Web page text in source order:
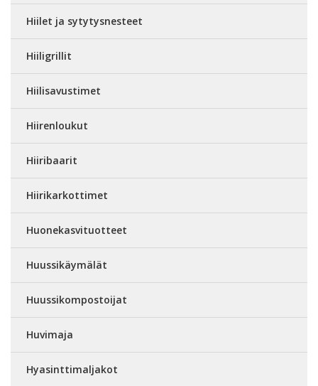
Hiilet ja sytytysnesteet
Hiiligrillit
Hiilisavustimet
Hiirenloukut
Hiiribaarit
Hiirikarkottimet
Huonekasvituotteet
Huussikäymälät
Huussikompostoijat
Huvimaja
Hyasinttimaljakot